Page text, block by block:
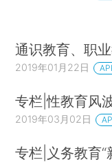
通识教育、职
2019年01月22日
专栏|性教育风
2019年03月02日
专栏|义务教育“